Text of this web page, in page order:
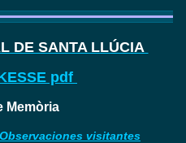
DE SANTA LLÚCIA
pdf
Memòria
Observaciones visitantes